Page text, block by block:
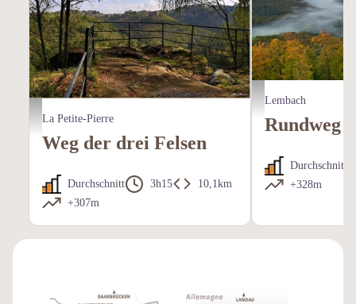
Vue sur La Petite-Pierre depuis le Rocher Blanc - A.Dorschner
La Petite-Pierre
Weg der drei Felsen
Durchschnitt 3h15
10,1km
+307m
Vue sur le Fleckenstein
Lembach
Rundweg
Durchschnitt
+328m